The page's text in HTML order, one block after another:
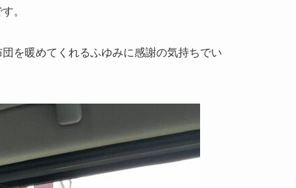
。
を暖めてくれるふゆみに感謝の気持ちでい